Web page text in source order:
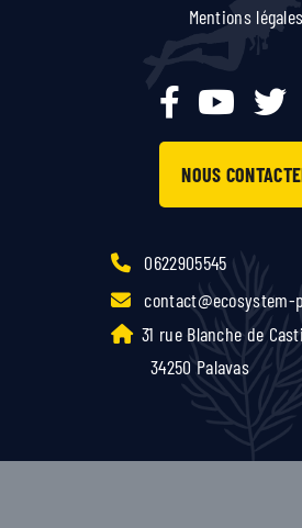
Mentions légales
NOUS
0622905545
contact@ecosystem-
31 rue Blanche de
34250 Palavas